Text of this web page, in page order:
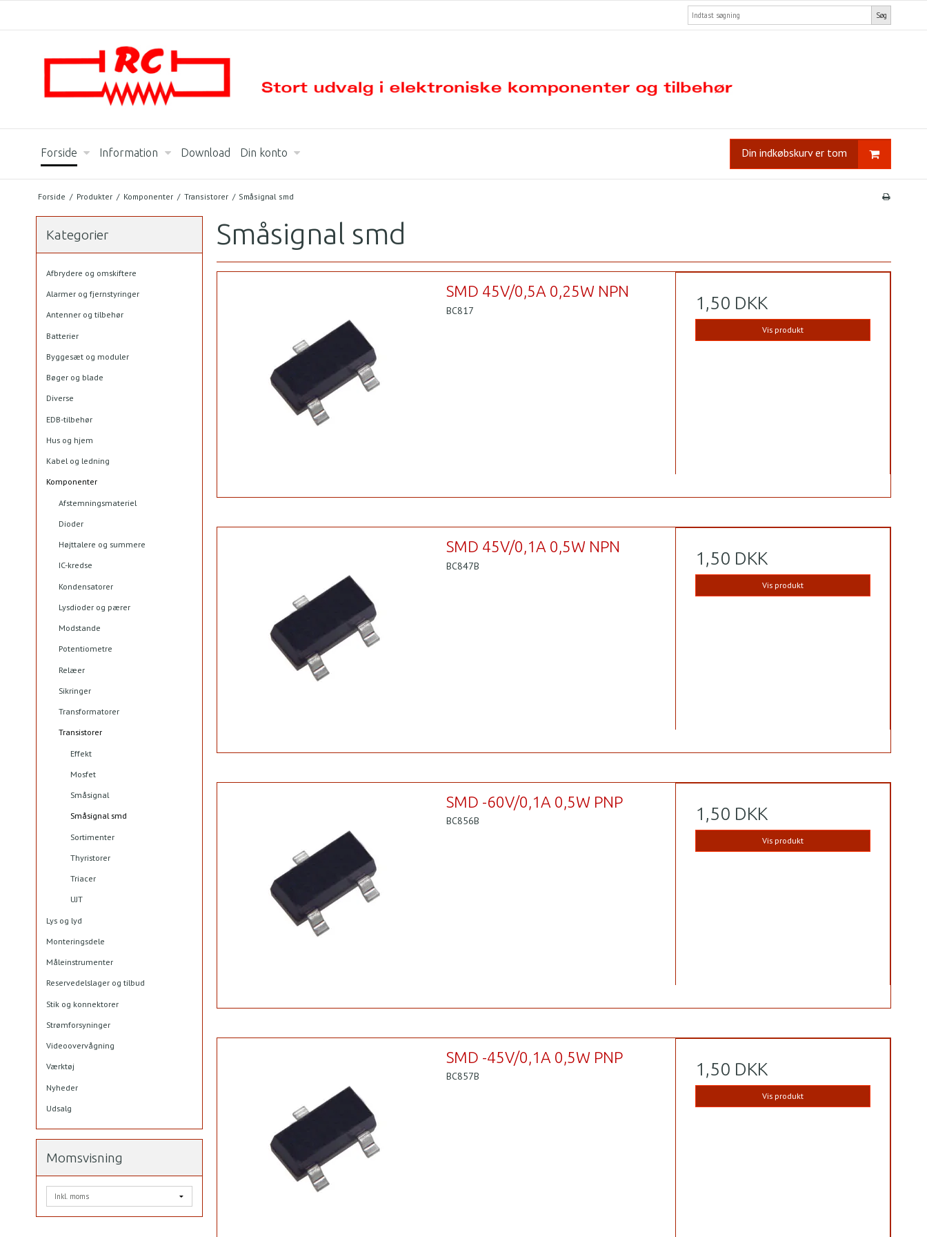
Søg
Forside Information Download Din konto Din indkøbskurv er tom
Forside / Produkter / Komponenter / Transistorer / Småsignal smd
Kategorier
Afbrydere og omskiftere
Alarmer og fjernstyringer
Antenner og tilbehør
Batterier
Byggesæt og moduler
Bøger og blade
Diverse
EDB-tilbehør
Hus og hjem
Kabel og ledning
Komponenter
Afstemningsmateriel
Dioder
Højttalere og summere
IC-kredse
Kondensatorer
Lysdioder og pærer
Modstande
Potentiometre
Relæer
Sikringer
Transformatorer
Transistorer
Effekt
Mosfet
Småsignal
Småsignal smd
Sortimenter
Thyristorer
Triacer
UJT
Lys og lyd
Monteringsdele
Måleinstrumenter
Reservedelslager og tilbud
Stik og konnektorer
Strømforsyninger
Videoovervågning
Værktøj
Nyheder
Udsalg
Momsvisning
Småsignal smd
SMD 45V/0,5A 0,25W NPN
BC817 1,50 DKK
Vis produkt
SMD 45V/0,1A 0,5W NPN
BC847B 1,50 DKK
Vis produkt
SMD -60V/0,1A 0,5W PNP
BC856B 1,50 DKK
Vis produkt
SMD -45V/0,1A 0,5W PNP
BC857B 1,50 DKK
Vis produkt